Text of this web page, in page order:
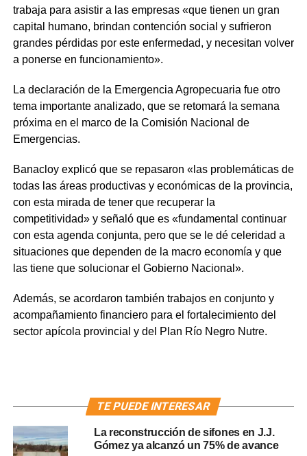
trabaja para asistir a las empresas «que tienen un gran
capital humano, brindan contención social y sufrieron
grandes pérdidas por este enfermedad, y necesitan volver
a ponerse en funcionamiento».
La declaración de la Emergencia Agropecuaria fue otro
tema importante analizado, que se retomará la semana
próxima en el marco de la Comisión Nacional de
Emergencias.
Banacloy explicó que se repasaron «las problemáticas de
todas las áreas productivas y económicas de la provincia,
con esta mirada de tener que recuperar la
competitividad» y señaló que es «fundamental continuar
con esta agenda conjunta, pero que se le dé celeridad a
situaciones que dependen de la macro economía y que
las tiene que solucionar el Gobierno Nacional».
Además, se acordaron también trabajos en conjunto y
acompañamiento financiero para el fortalecimiento del
sector apícola provincial y del Plan Río Negro Nutre.
TE PUEDE INTERESAR
La reconstrucción de sifones en J.J.
Gómez ya alcanzó un 75% de avance